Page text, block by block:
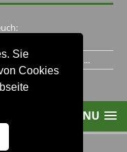
Sie
Cookies
verbracht..Habe ihn...
MENU